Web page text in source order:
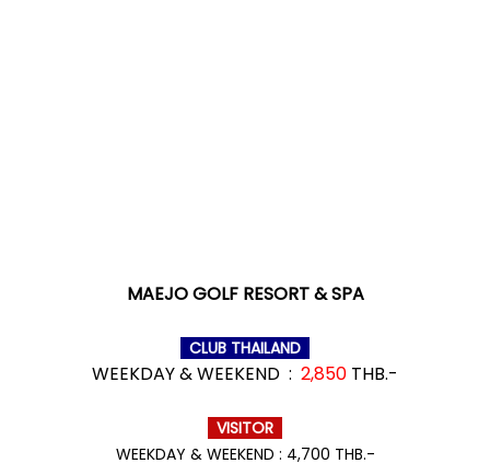
MAEJO GOLF RESORT & SPA
CLUB THAILAND
WEEKDAY & WEEKEND : 2,850 THB.-
VISITOR
WEEKDAY & WEEKEND : 4,700 THB.-